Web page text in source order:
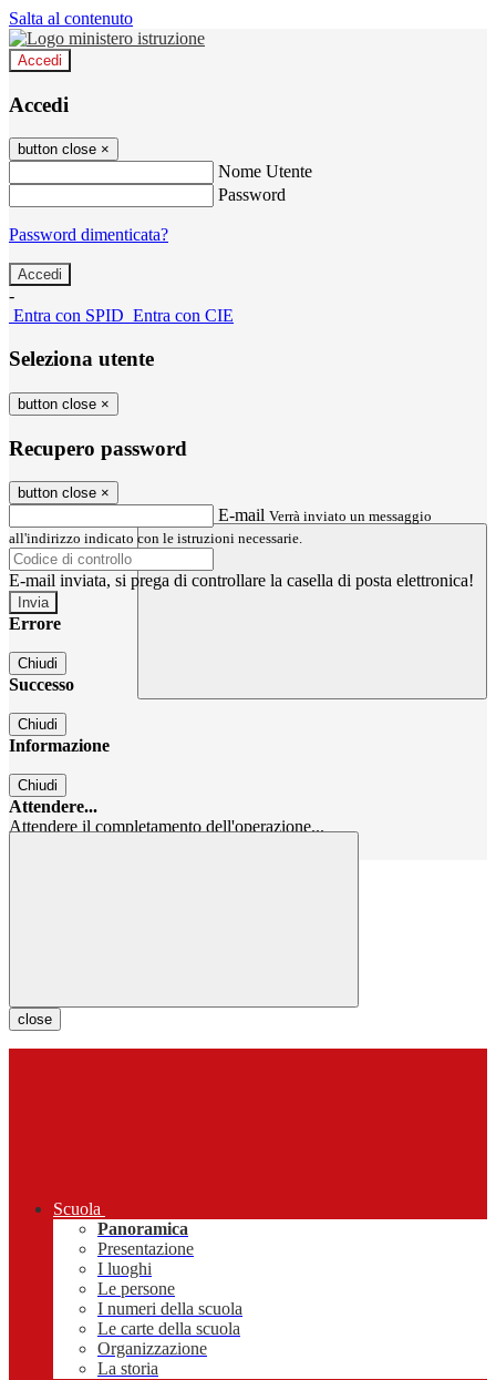
Salta al contenuto
Accedi
Accedi
button close ×
Nome Utente
Password
Password dimenticata?
-
Entra con SPID Entra con CIE
Seleziona utente
button close ×
Recupero password
button close ×
E-mail Verrà inviato un messaggio
all'indirizzo indicato con le istruzioni necessarie.
E-mail inviata, si prega di controllare la casella di posta elettronica!
Errore
Chiudi
Successo
Chiudi
Informazione
Chiudi
Attendere...
Attendere il completamento dell'operazione...
close
Scuola
Panoramica
Presentazione
I luoghi
Le persone
I numeri della scuola
Le carte della scuola
Organizzazione
La storia